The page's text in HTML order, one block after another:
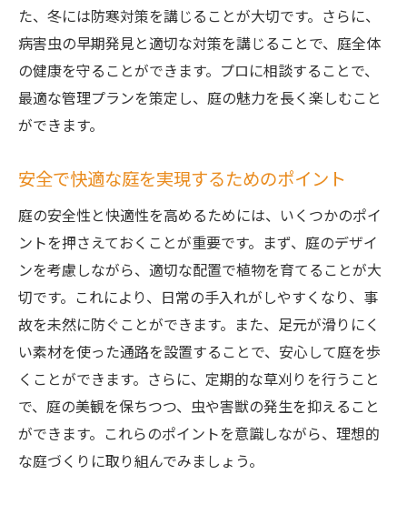
た、冬には防寒対策を講じることが大切です。さらに、
病害虫の早期発見と適切な対策を講じることで、庭全体
の健康を守ることができます。プロに相談することで、
最適な管理プランを策定し、庭の魅力を長く楽しむこと
ができます。
安全で快適な庭を実現するためのポイント
庭の安全性と快適性を高めるためには、いくつかのポイ
ントを押さえておくことが重要です。まず、庭のデザイ
ンを考慮しながら、適切な配置で植物を育てることが大
切です。これにより、日常の手入れがしやすくなり、事
故を未然に防ぐことができます。また、足元が滑りにく
い素材を使った通路を設置することで、安心して庭を歩
くことができます。さらに、定期的な草刈りを行うこと
で、庭の美観を保ちつつ、虫や害獣の発生を抑えること
ができます。これらのポイントを意識しながら、理想的
な庭づくりに取り組んでみましょう。